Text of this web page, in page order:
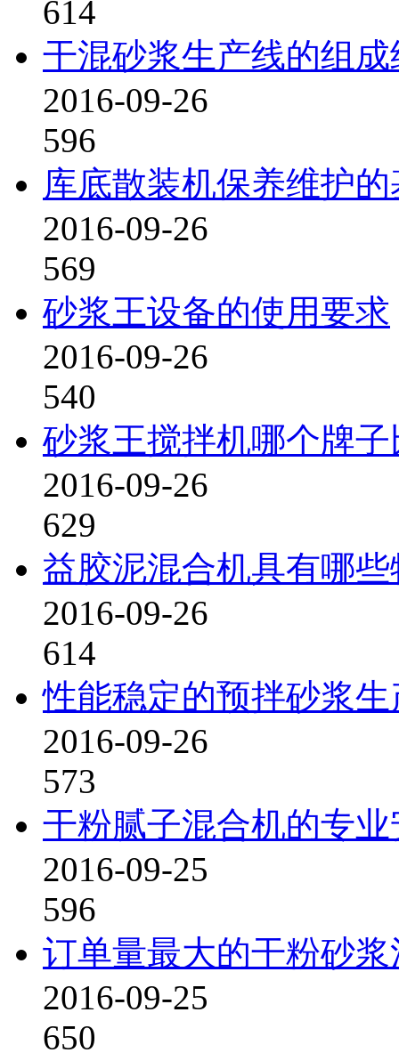
614
干混砂浆生产线的组成
2016-09-26
596
库底散装机保养维护
2016-09-26
569
砂浆王设备的使用要求
2016-09-26
540
砂浆王搅拌机哪个牌
2016-09-26
629
益胶泥混合机具有哪些
2016-09-26
614
性能稳定的预拌砂浆生
2016-09-26
573
干粉腻子混合机的专
2016-09-25
596
订单量最大的干粉砂
2016-09-25
650